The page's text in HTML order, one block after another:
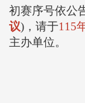
初赛序号依公
议) ，请于115
主办单位。